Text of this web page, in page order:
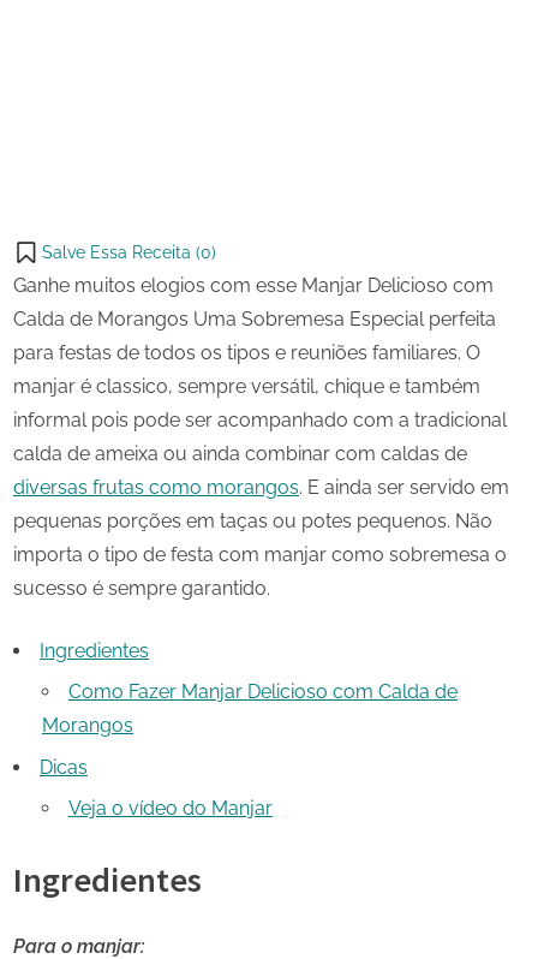
on
X
Salve Essa Receita (0)
Ganhe muitos elogios com esse Manjar Delicioso com
Calda de Morangos Uma Sobremesa Especial perfeita
para festas de todos os tipos e reuniões familiares. O
manjar é classico, sempre versátil, chique e também
informal pois pode ser acompanhado com a tradicional
calda de ameixa ou ainda combinar com caldas de
diversas frutas como morangos. E ainda ser servido em
pequenas porções em taças ou potes pequenos. Não
importa o tipo de festa com manjar como sobremesa o
sucesso é sempre garantido.
Ingredientes
Como Fazer Manjar Delicioso com Calda de
Morangos
Dicas
Veja o vídeo do Manjar
Ingredientes
Para o manjar: